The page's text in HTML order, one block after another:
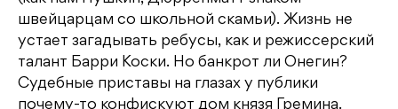
швейцарцам со школьной скамьи). Жизнь не
устает загадывать ребусы, как и режиссерский
талант Барри Коски. Но банкрот ли Онегин?
Судебные приставы на глазах у публики
почему-то конфискуют дом князя Гремина.